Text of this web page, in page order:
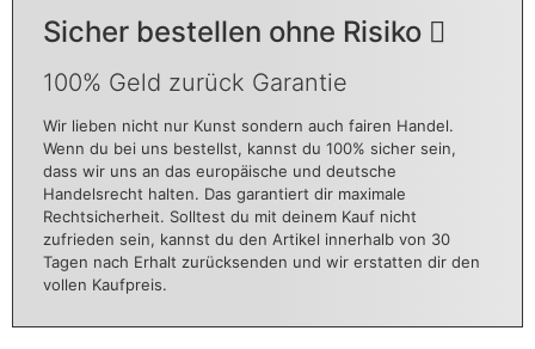
Sicher bestellen ohne Risiko
100% Geld zurück Garantie
Wir lieben nicht nur Kunst sondern auch fairen Handel.
Wenn du bei uns bestellst, kannst du 100% sicher sein,
dass wir uns an das europäische und deutsche
Handelsrecht halten. Das garantiert dir maximale
Rechtsicherheit. Solltest du mit deinem Kauf nicht
zufrieden sein, kannst du den Artikel innerhalb von 30
Tagen nach Erhalt zurücksenden und wir erstatten dir den
vollen Kaufpreis.